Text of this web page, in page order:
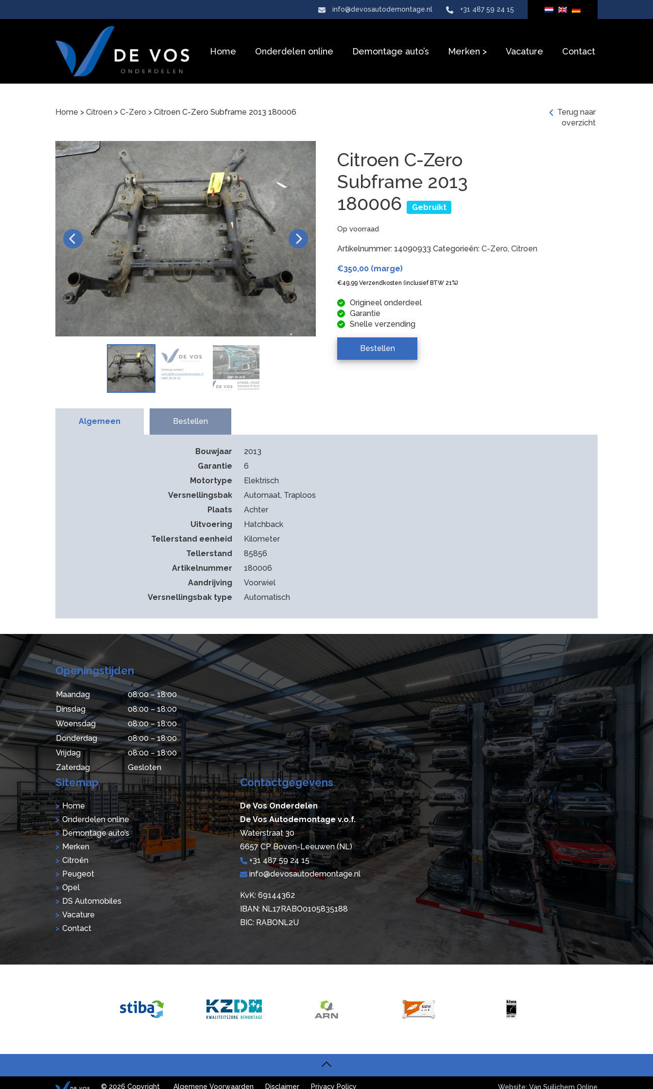
info@devosautodemontage.nl +31 487 59 24 15
Home Onderdelen online Demontage auto’s Merken Vacature Contact
Home > Citroen > C-Zero > Citroen C-Zero Subframe 2013 180006
Citroen C-Zero
Subframe 2013
180006
Gebruikt
Terug naar
overzicht
Op voorraad
Artikelnummer:14090933 Categorieën:C-Zero,Citroen
€350,00 (marge)
€49,99 Verzendkosten (inclusief BTW 21%)
Origineel onderdeel
Garantie
Snelle verzending
Bestellen
Algemeen Bestellen
Bouwjaar
2013
Garantie
6
Motortype
Elektrisch
Versnellingsbak
Automaat, Traploos
Plaats
Achter
Uitvoering
Hatchback
Tellerstand eenheid
Kilometer
Tellerstand
85856
Artikelnummer
180006
Aandrijving
Voorwiel
Versnellingsbak type
Automatisch
Openingstijden
Maandag
08:00 – 18:00
Dinsdag
08:00 – 18:00
Woensdag
08:00 – 18:00
Donderdag
08:00 – 18:00
Vrijdag
08:00 – 18:00
Zaterdag
Gesloten
Sitemap
Home
Onderdelen online
Demontage auto’s
Merken
Citroën
Peugeot
Opel
DS Automobiles
Vacature
Contact
Contactgegevens
De Vos Onderdelen
De Vos Autodemontage v.o.f.
Waterstraat 30
6657 CP Boven-Leeuwen (NL)
+31 487 59 24 15
info@devosautodemontage.nl
KvK: 69144362
IBAN: NL17RABO0105835188
BIC: RABONL2U
© 2026 Copyright Algemene Voorwaarden Disclaimer Privacy Policy Website: Van Suilichem Online